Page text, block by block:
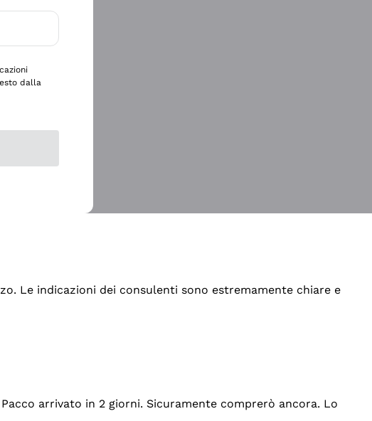
Le indicazioni dei consulenti sono estremamente chiare e
arrivato in 2 giorni. Sicuramente comprerò ancora. Lo
dalla